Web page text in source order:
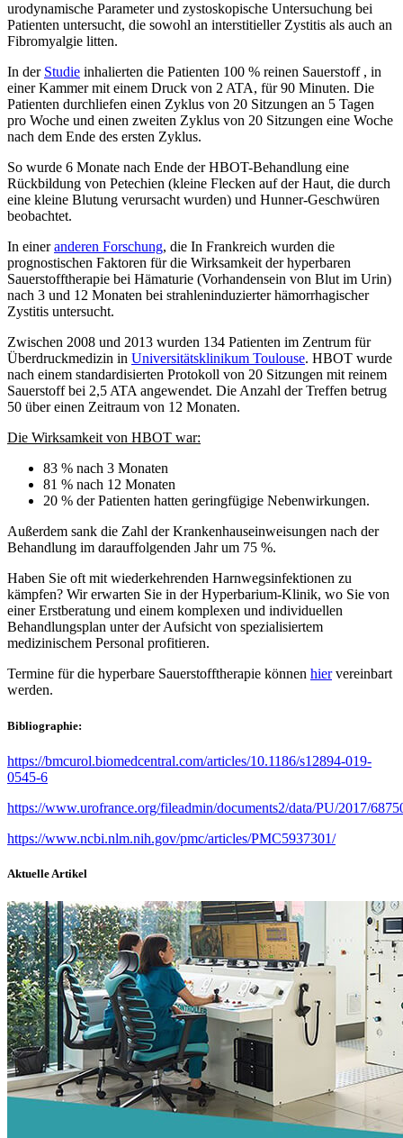
urodynamische Parameter und zystoskopische Untersuchung bei
Patienten untersucht, die sowohl an interstitieller Zystitis als auch an
Fibromyalgie litten.
In der Studie inhalierten die Patienten 100 % reinen Sauerstoff , in
einer Kammer mit einem Druck von 2 ATA, für 90 Minuten. Die
Patienten durchliefen einen Zyklus von 20 Sitzungen an 5 Tagen
pro Woche und einen zweiten Zyklus von 20 Sitzungen eine Woche
nach dem Ende des ersten Zyklus.
So wurde 6 Monate nach Ende der HBOT-Behandlung eine
Rückbildung von Petechien (kleine Flecken auf der Haut, die durch
eine kleine Blutung verursacht wurden) und Hunner-Geschwüren
beobachtet.
In eineranderen Forschung, die In Frankreich wurden die
prognostischen Faktoren für die Wirksamkeit der hyperbaren
Sauerstofftherapie bei Hämaturie (Vorhandensein von Blut im Urin)
nach 3 und 12 Monaten bei strahleninduzierter hämorrhagischer
Zystitis untersucht.
Zwischen 2008 und 2013 wurden 134 Patienten im Zentrum für
Überdruckmedizin in Universitätsklinikum Toulouse. HBOT wurde
nach einem standardisierten Protokoll von 20 Sitzungen mit reinem
Sauerstoff bei 2,5 ATA angewendet. Die Anzahl der Treffen betrug
50 über einen Zeitraum von 12 Monaten.
Die Wirksamkeit von HBOT war:
83 % nach 3 Monaten
81 % nach 12 Monaten
20 % der Patienten hatten geringfügige Nebenwirkungen.
Außerdem sank die Zahl der Krankenhauseinweisungen nach der
Behandlung im darauffolgenden Jahr um 75 %.
Haben Sie oft mit wiederkehrenden Harnwegsinfektionen zu
kämpfen? Wir erwarten Sie in der Hyperbarium-Klinik, wo Sie von
einer Erstberatung und einem komplexen und individuellen
Behandlungsplan unter der Aufsicht von spezialisiertem
medizinischem Personal profitieren.
Termine für die hyperbare Sauerstofftherapie können hiervereinbart
werden.
Bibliographie:
https://bmcurol.biomedcentral.com/articles/10.1186/s12894-019-
0545-6
https://www.urofrance.org/fileadmin/documents2/data/PU/2017/
https://www.ncbi.nlm.nih.gov/pmc/articles/PMC5937301/
Aktuelle Artikel